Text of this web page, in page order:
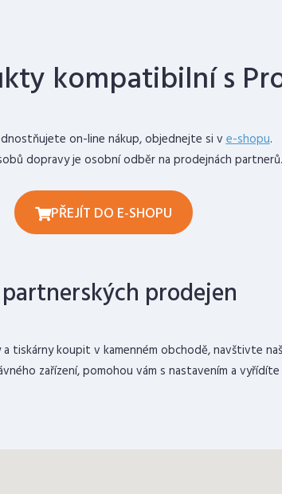
kompatibilní s
on-line nákup, objednejte si ve-shopu.
dopravy je osobní odběr na prodejnách partnerů.
PŘEJÍT DO E-SHOPU
prodejen
tiskárny koupit v kamenném obchodě, navštivte
zařízení, pomohou vám s nastavením a